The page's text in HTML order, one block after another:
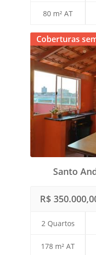
80 m² AT
Coberturas
Santo
R$
2 Quartos
178 m² AT